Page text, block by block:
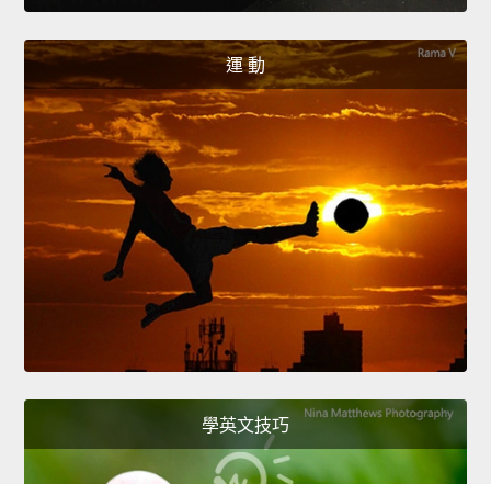
運 動
學英文技巧